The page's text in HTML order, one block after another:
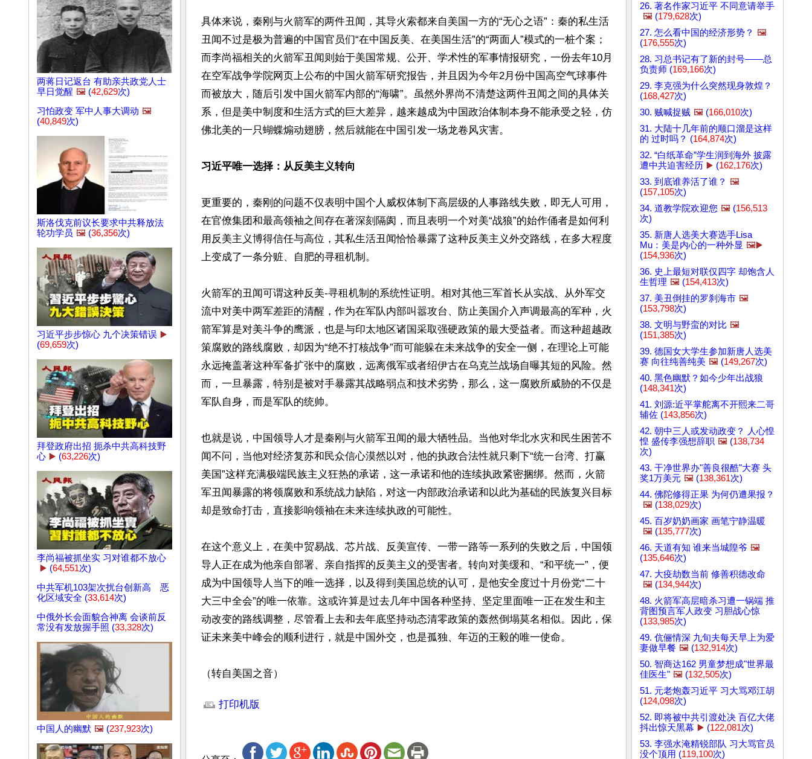
两蒋日记返台 有助亲共政党人士
早日觉醒 🖼️ (42,629次)
习怕政变 军中人事大调动 🖼️
(40,849次)
斯洛伐克前议长要求中共释放法
轮功学员 🖼️ (36,356次)
习近平步步惊心 九个决策错误 ▶️
(69,659次)
拜登政府出招 扼杀中共高科技野
心 ▶️ (63,226次)
李尚福被抓坐实 习对谁都不放心
▶️ (64,551次)
中共军机103架次扰台创新高 恶
化区域安全 (33,614次)
中俄外长会面貌合神离 会谈前反
常没有发放握手照 (33,328次)
中国人的幽默 🖼️ (237,923次)
具体来说，秦刚与火箭军的两件丑闻，其导火索都来自美国一方的“无心之语”：秦的私生活
丑闻不过是极为普遍的中国官员们“在中国反美、在美国生活”的“两面人”模式的一桩个案；
而李尚福相关的火箭军丑闻则始于美国常规、公开、学术性的军事情报研究，一份去年10月
在空军战争学院网页上公布的中国火箭军研究报告，并且因为今年2月份中国高空气球事件
而被放大，随后引发中国火箭军内部的“海啸”。虽然外界尚不清楚这两件丑闻之间的具体关
系，但是美中制度和生活方式的巨大差异，越来越成为中国政治体制本身不能承受之轻，仿
佛北美的一只蝴蝶煽动翅膀，然后就能在中国引发一场龙卷风灾害。
习近平唯一选择：从反美主义转向
更重要的，秦刚的问题不仅表明中国个人威权体制下高层级的人事路线失败，即无人可用，
在官僚集团和最高领袖之间存在著深刻隔阂，而且表明一个对美“战狼”的始作俑者是如何利
用反美主义博得信任与高位，其私生活丑闻恰恰暴露了这种反美主义外交路线，在多大程度
上变成了一条分赃、自肥的寻租机制。
火箭军的丑闻可谓这种反美-寻租机制的系统性证明。相对其他三军首长从实战、从外军交
流中对美中两军差距的清醒，作为在军队内部叫嚣攻台、防止美国介入声调最高的军种，火
箭军算是对美斗争的鹰派，也是与印太地区诸国采取强硬政策的最大受益者。而这种超越政
策腐败的路线腐败，却因为“绝不打核战争”而可能躲在未来战争的安全一侧，在理论上可能
永远掩盖著这种军备扩张中的腐败，远离俄军或者绍伊古在乌克兰战场自曝其短的风险。然
而，一旦暴露，特别是被对手暴露其战略弱点和技术劣势，那么，这一腐败所威胁的不仅是
军队自身，而是军队的统帅。
也就是说，中国领导人才是秦刚与火箭军丑闻的最大牺牲品。当他对华北水灾和民生困苦不
闻不问，当他对经济复苏和民众信心漠然以对，他的执政合法性就只剩下“统一台湾、打赢
美国”这样充满极端民族主义狂热的承诺，这一承诺和他的连续执政紧密捆绑。然而，火箭
军丑闻暴露的将领腐败和系统战力缺陷，对这一内部政治承诺和以此为基础的民族复兴目标
却是致命打击，直接影响领袖在未来连续执政的可能性。
在这个意义上，在美中贸易战、芯片战、反美宣传、一带一路等一系列的失败之后，中国领
导人正在成为他亲自部署、亲自指挥的反美主义的受害者。转向对美缓和、“和平统一”，便
成为中国领导人当下的唯一选择，以及得到美国总统的认可，是他安全度过十月份党“二十
大三中全会”的唯一依靠。这或许算是过去几年中国各种坚持、坚定里面唯一正在发生和主
动改变的路线调整，尽管看上去和去年底坚持动态清零政策的轰然倒塌莫名相似。因此，保
证未来美中峰会的顺利进行，就是中国外交，也是孤独、年迈的王毅的唯一使命。
（转自美国之音）
打印机版
26. 著名作家习近平 不同意请举手
🖼️ (179,628次)
27. 怎么看中国的经济形势？ 🖼️
(176,555次)
28. 习总书记有了新的封号——总
负责师 (169,166次)
29. 李克强为什么突然现身敦煌？
(168,427次)
30. 贼喊捉贼 🖼️ (166,010次)
31. 大陆十几年前的顺口溜是这样
的 过时吗？ (164,874次)
32. “白纸革命”学生润到海外 披露
遭中共迫害经历 ▶️ (162,176次)
33. 到底谁养活了谁？ 🖼️
(157,105次)
34. 道教学院欢迎您 🖼️ (156,513
次)
35. 新唐人选美大赛选手Lisa
Mu：美是内心的一种外显 🖼️▶️
(154,936次)
36. 史上最短对联仅四字 却饱含人
生哲理 🖼️ (154,413次)
37. 美丑倒挂的罗刹海市 🖼️
(153,798次)
38. 文明与野蛮的对比 🖼️
(151,385次)
39. 德国女大学生参加新唐人选美
赛 向往纯善纯美 🖼️ (149,267次)
40. 黑色幽默？如今少年出战狼
(148,341次)
41. 刘源:近平掌舵离不开熙来二哥
辅佐 (143,856次)
42. 朝中三人或发动政变？ 人心惶
惶 盛传李强想辞职 🖼️ (138,734
次)
43. 干净世界办"善良很酷"大赛 头
奖1万美元 🖼️ (138,361次)
44. 佛陀修得正果 为何仍遭果报？
🖼️ (138,029次)
45. 百岁奶奶画家 画笔宁静温暖
🖼️ (135,777次)
46. 天道有知 谁来当城隍爷 🖼️
(135,646次)
47. 大疫劫数当前 修善积德改命
🖼️ (134,944次)
48. 火箭军高层暗杀习遭一锅端 推
背图预言军人政变 习胆战心惊
(133,985次)
49. 伉俪情深 九旬夫每天早上为爱
妻做早餐 🖼️ (132,914次)
50. 智商达162 男童梦想成"世界最
佳医生" 🖼️ (132,505次)
51. 元老炮轰习近平 习大骂邓江胡
(124,098次)
52. 即将被中共引渡处决 百亿大佬
抖出惊天黑幕 ▶️ (122,081次)
53. 李强水淹精锐部队 习大骂官员
没个顶用 (119,100次)